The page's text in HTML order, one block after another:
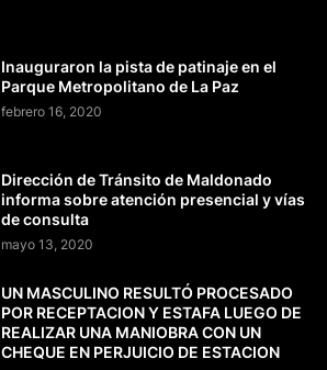
Inauguraron la pista de patinaje en el
Parque Metropolitano de La Paz
febrero 16, 2020
Dirección de Tránsito de Maldonado
informa sobre atención presencial y vías
de consulta
mayo 13, 2020
UN MASCULINO RESULTÓ PROCESADO
POR RECEPTACION Y ESTAFA LUEGO DE
REALIZAR UNA MANIOBRA CON UN
CHEQUE EN PERJUICIO DE ESTACION